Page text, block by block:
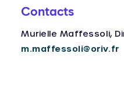
Contacts
Murielle Maffessoli,
m.maffessoli@oriv.fr